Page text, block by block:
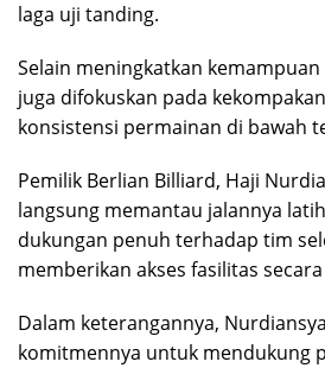
laga uji tanding.
Selain meningkatkan
juga difokuskan pada
konsistensi permainan di bawah
Pemilik Berlian Billiard, Haji
langsung memantau jalannya
dukungan penuh terhadap tim
memberikan akses fasilitas
Dalam keterangannya,
komitmennya untuk mendukung